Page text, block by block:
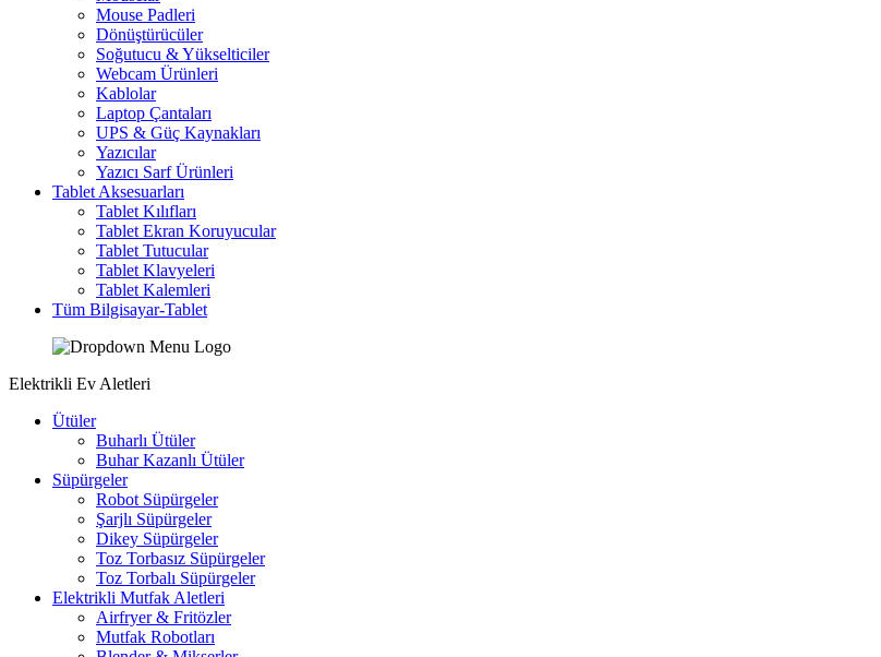
Mouse Padleri
Dönüştürücüler
Soğutucu & Yükselticiler
Webcam Ürünleri
Kablolar
Laptop Çantaları
UPS & Güç Kaynakları
Yazıcılar
Yazıcı Sarf Ürünleri
Tablet Aksesuarları
Tablet Kılıfları
Tablet Ekran Koruyucular
Tablet Tutucular
Tablet Klavyeleri
Tablet Kalemleri
Tüm Bilgisayar-Tablet
Elektrikli Ev Aletleri
Ütüler
Buharlı Ütüler
Buhar Kazanlı Ütüler
Süpürgeler
Robot Süpürgeler
Şarjlı Süpürgeler
Dikey Süpürgeler
Toz Torbasız Süpürgeler
Toz Torbalı Süpürgeler
Elektrikli Mutfak Aletleri
Airfryer & Fritözler
Mutfak Robotları